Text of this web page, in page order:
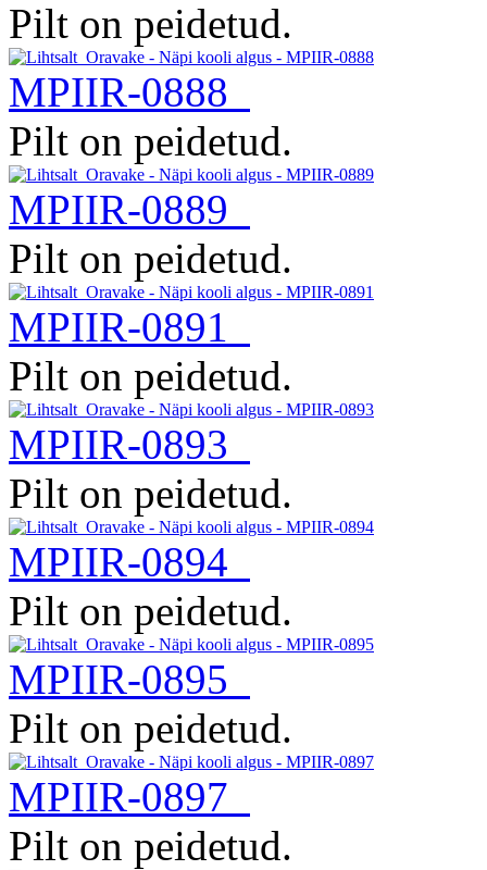
Pilt on peidetud.
MPIIR-0888
Pilt on peidetud.
MPIIR-0889
Pilt on peidetud.
MPIIR-0891
Pilt on peidetud.
MPIIR-0893
Pilt on peidetud.
MPIIR-0894
Pilt on peidetud.
MPIIR-0895
Pilt on peidetud.
MPIIR-0897
Pilt on peidetud.